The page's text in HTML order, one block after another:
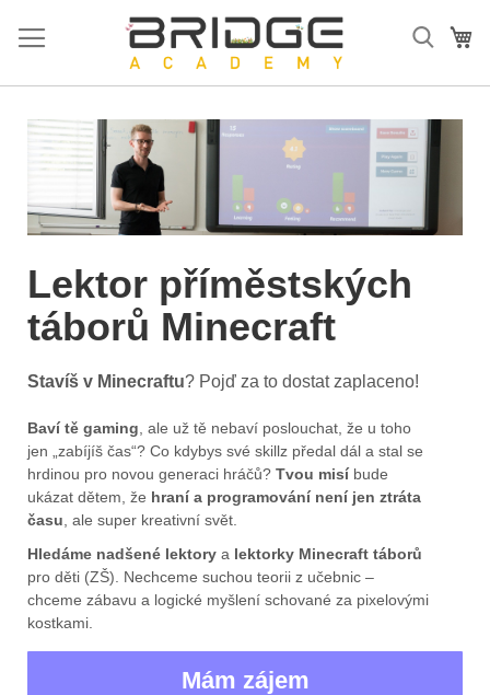
na
Lektor příměstských
táborů Minecraft
Stavíš v Minecraftu? Pojď za to dostat zaplaceno!
Baví tě gaming , ale už tě nebaví poslouchat, že u toho
jen „zabíjíš čas“? Co kdybys své skillz předal dál a stal se
hrdinou pro novou generaci hráčů? Tvou misíbude
ukázat dětem, že hraní a programování není jen ztráta
času , ale super kreativní svět.
Hledáme nadšené lektory a lektorky Minecraft táborů
pro děti (ZŠ). Nechceme suchou teorii z učebnic –
chceme zábavu a logické myšlení schované za pixelovými
kostkami.
Mám zájem